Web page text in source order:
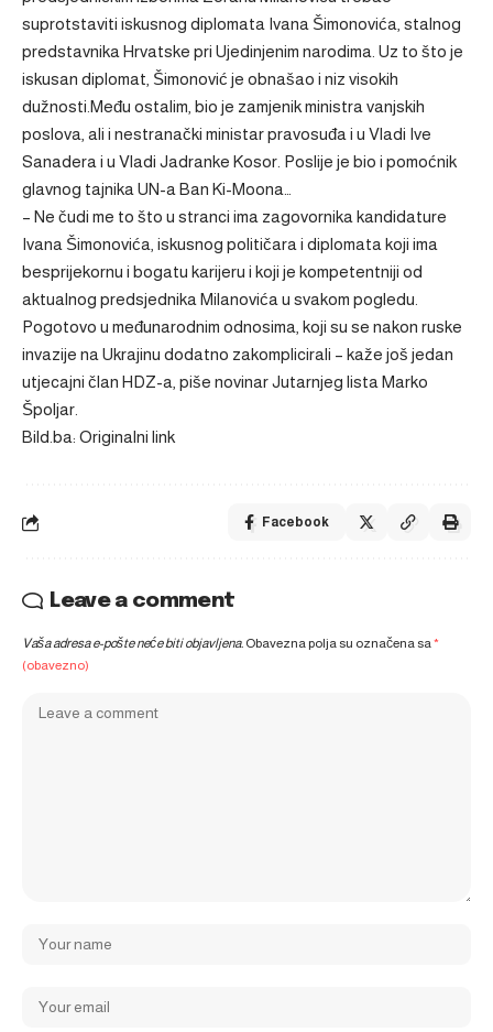
suprotstaviti iskusnog diplomata Ivana Šimonovića, stalnog
predstavnika Hrvatske pri Ujedinjenim narodima. Uz to što je
iskusan diplomat, Šimonović je obnašao i niz visokih
dužnosti.Među ostalim, bio je zamjenik ministra vanjskih
poslova, ali i nestranački ministar pravosuđa i u Vladi Ive
Sanadera i u Vladi Jadranke Kosor. Poslije je bio i pomoćnik
glavnog tajnika UN-a Ban Ki-Moona…
– Ne čudi me to što u stranci ima zagovornika kandidature
Ivana Šimonovića, iskusnog političara i diplomata koji ima
besprijekornu i bogatu karijeru i koji je kompetentniji od
aktualnog predsjednika Milanovića u svakom pogledu.
Pogotovo u međunarodnim odnosima, koji su se nakon ruske
invazije na Ukrajinu dodatno zakomplicirali – kaže još jedan
utjecajni član HDZ-a, piše novinar Jutarnjeg lista Marko
Špoljar.
Bild.ba: Originalni link
Facebook
Leave a comment
Vaša adresa e-pošte neće biti objavljena. Obavezna polja su označena sa*
(obavezno)